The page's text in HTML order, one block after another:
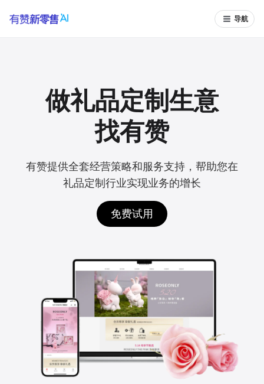
导航
做礼品定制生意
找有赞
有赞提供全套经营策略和服务支持，帮助您在
礼品定制行业实现业务的增长
免费试用